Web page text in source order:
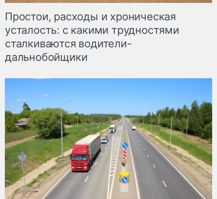
Простои, расходы и хроническая
усталость: с какими трудностями
сталкиваются водители-
дальнобойщики